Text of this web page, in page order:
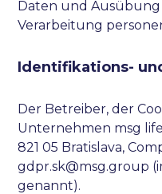
Daten und
Verarbeitung
Identifikations-
Der Betreiber, der
Unternehmen msg life
821 05 Bratislava,
gdpr.sk@msg.group
genannt).